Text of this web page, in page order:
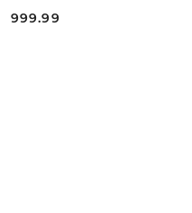
Cena:
999.99